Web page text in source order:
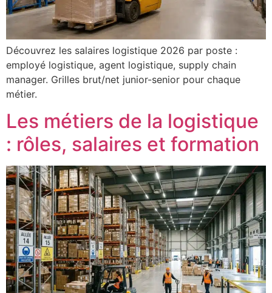
Découvrez les salaires logistique 2026 par poste :
employé logistique, agent logistique, supply chain
manager. Grilles brut/net junior-senior pour chaque
métier.
Les métiers de la logistique
: rôles, salaires et formation